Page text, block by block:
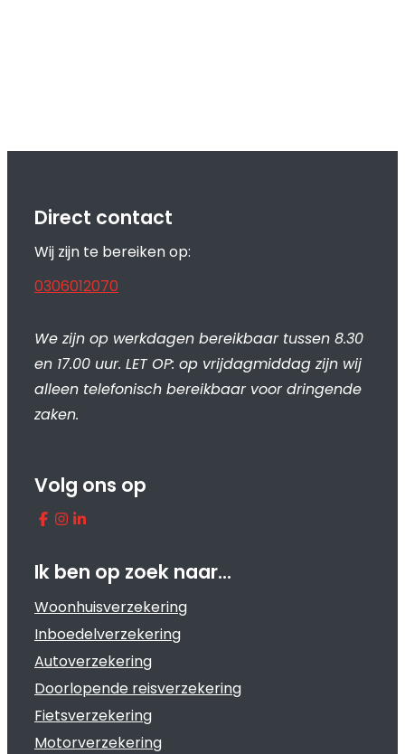
Direct contact
Wij zijn te bereiken op:
0306012070
We zijn op werkdagen bereikbaar tussen 8.30
en 17.00 uur. LET OP: op vrijdagmiddag zijn wij
alleen telefonisch bereikbaar voor dringende
zaken.
Volg ons op
Ik ben op zoek naar…
Woonhuisverzekering
Inboedelverzekering
Autoverzekering
Doorlopende reisverzekering
Fietsverzekering
Motorverzekering